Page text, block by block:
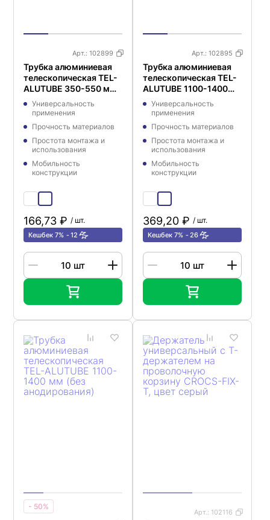
Арт.: 102899
Трубка алюминиевая
телескопическая TEL-
ALUTUBE 350-550 мм,
цвет черный
Универсальность
применения
Прочность материалов
Простота монтажа и
использования
Мобильность
конструкции
166,73 ₽ / шт.
Кешбек 7% 12
Арт.: 102895
Трубка алюминиевая
телескопическая TEL-
ALUTUBE 1100-1400
мм, цвет черный
Универсальность
применения
Прочность материалов
Простота монтажа и
использования
Мобильность
конструкции
369,20 ₽ / шт.
Кешбек 7% 26
- 50%
Арт.: 102116